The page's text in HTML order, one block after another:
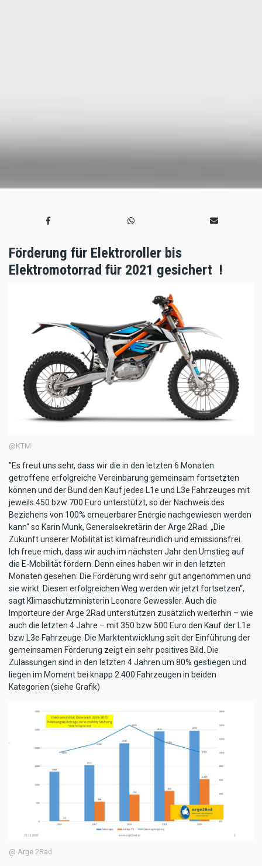
Förderung für Elektroroller bis
Elektromotorrad für 2021 gesichert !
@KTM
"Es freut uns sehr, dass wir die in den letzten 6 Monaten
getroffene erfolgreiche Vereinbarung gemeinsam fortsetzten
können und der Bund den Kauf jedes L1e und L3e Fahrzeuges mit
jeweils 450 bzw 700 Euro unterstützt, so der Nachweis des
Beziehens von 100% erneuerbarer Energie nachgewiesen werden
kann“ so Karin Munk, Generalsekretärin der Arge 2Rad. „Die
Zukunft unserer Mobilität ist klimafreundlich und emissionsfrei.
Ich freue mich, dass wir auch im nächsten Jahr den Umstieg auf
die E-Mobilität fördern. Denn eines haben wir in den letzten
Monaten gesehen: Die Förderung wird sehr gut angenommen und
sie wirkt. Diesen erfolgreichen Weg werden wir jetzt fortsetzen“,
sagt Klimaschutzministerin Leonore Gewessler. Auch die
Importeure der Arge 2Rad unterstützen zusätzlich weiterhin – wie
auch die letzten 4 Jahre – mit 350 bzw 500 Euro den Kauf der L1e
bzw L3e Fahrzeuge. Die Marktentwicklung seit der Einführung der
gemeinsamen Förderung zeigt ein sehr positives Bild. Die
Zulassungen sind in den letzten 4 Jahren um 80% gestiegen und
liegen im Moment bei knapp 2.400 Fahrzeugen in beiden
Kategorien (siehe Grafik)
@ Arge 2Rad